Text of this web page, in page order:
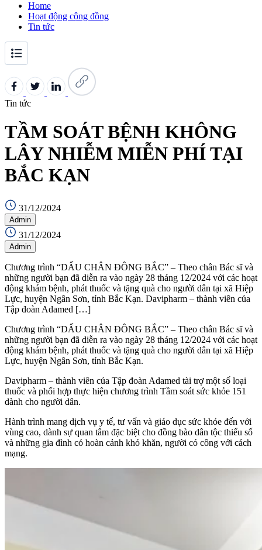
Home
Hoạt động cộng đồng
Tin tức
Tin tức
TẦM SOÁT BỆNH KHÔNG
LÂY NHIỄM MIỄN PHÍ TẠI
BẮC KẠN
31/12/2024
Admin
31/12/2024
Admin
Chương trình “DẤU CHÂN ĐÔNG BẮC” – Theo chân Bác sĩ và
những người bạn đã diễn ra vào ngày 28 tháng 12/2024 với các hoạt
động khám bệnh, phát thuốc và tặng quà cho người dân tại xã Hiệp
Lực, huyện Ngân Sơn, tỉnh Bắc Kạn. Davipharm – thành viên của
Tập đoàn Adamed […]
Chương trình “DẤU CHÂN ĐÔNG BẮC” – Theo chân Bác sĩ và
những người bạn đã diễn ra vào ngày 28 tháng 12/2024 với các hoạt
động khám bệnh, phát thuốc và tặng quà cho người dân tại xã Hiệp
Lực, huyện Ngân Sơn, tỉnh Bắc Kạn.
Davipharm – thành viên của Tập đoàn Adamed tài trợ một số loại
thuốc và phối hợp thực hiện chương trình Tầm soát sức khỏe 151
dành cho người dân.
Hành trình mang dịch vụ y tế, tư vấn và giáo dục sức khỏe đến với
vùng cao, dành sự quan tâm đặc biệt cho đồng bào dân tộc thiểu số
và những gia đình có hoàn cảnh khó khăn, người có công với cách
mạng.